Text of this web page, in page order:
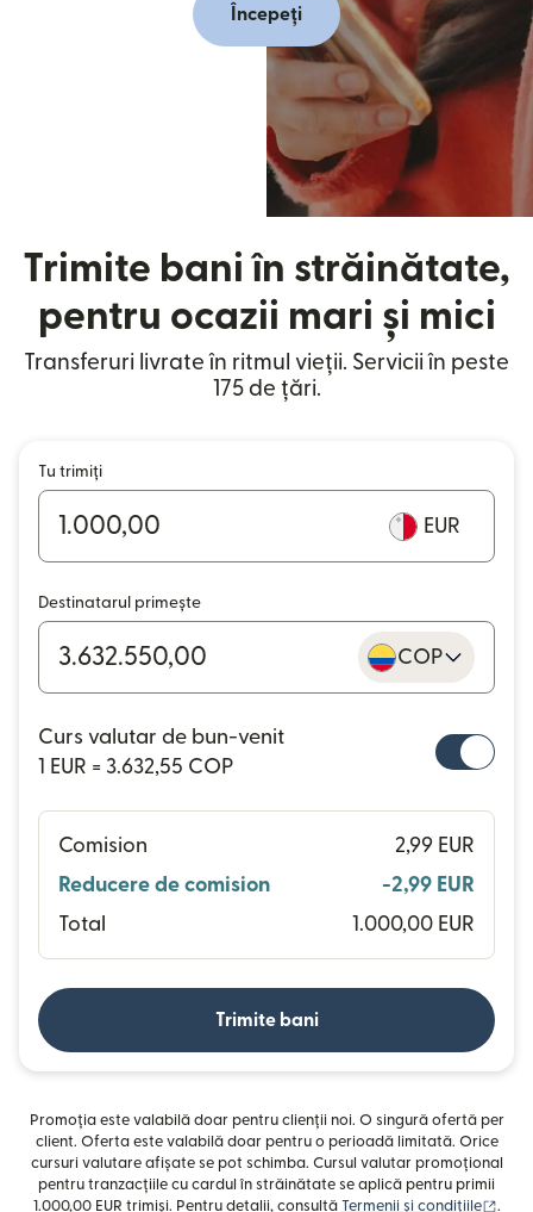
Începeți
Trimite bani în străinătate,
pentru ocazii mari și mici
Transferuri livrate în ritmul vieții. Servicii în peste
175 de țări.
Tu trimiți
EUR
Destinatarul primește
COP
Curs valutar de bun-venit
1 EUR = 3.632,55 COP
Comision
2,99 EUR
Reducere de comision
-2,99 EUR
Total
1.000,00 EUR
Trimite bani
Promoția este valabilă doar pentru clienții noi. O singură ofertă per
client. Oferta este valabilă doar pentru o perioadă limitată. Orice
cursuri valutare afișate se pot schimba. Cursul valutar promoțional
pentru tranzacțiile cu cardul în străinătate se aplică pentru primii
1.000,00 EUR trimiși. Pentru detalii, consultă Termenii și condițiile (se
.